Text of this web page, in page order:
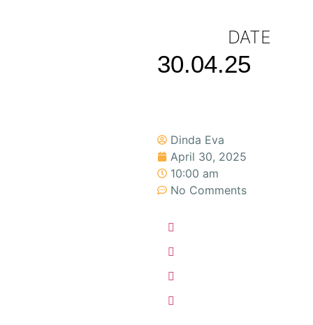
DATE
30.04.25
Dinda Eva
April 30, 2025
10:00 am
No Comments